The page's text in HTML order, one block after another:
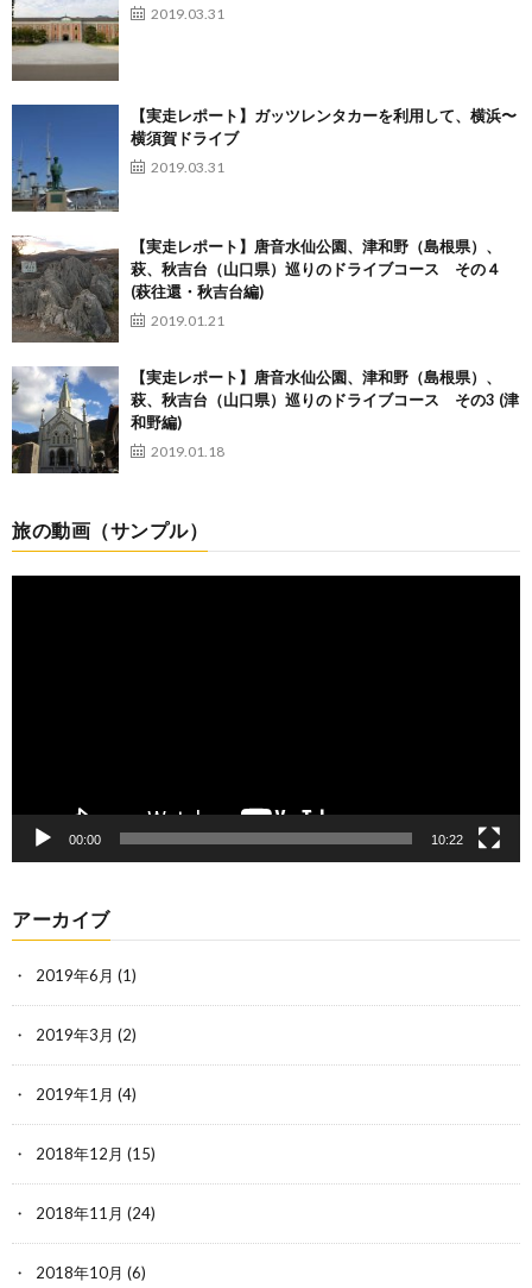
2019.03.31
【実走レポート】ガッツレンタカーを利用して、横浜〜
横須賀ドライブ
2019.03.31
【実走レポート】唐音水仙公園、津和野（島根県）、
萩、秋吉台（山口県）巡りのドライブコース その４
(萩往還・秋吉台編)
2019.01.21
【実走レポート】唐音水仙公園、津和野（島根県）、
萩、秋吉台（山口県）巡りのドライブコース その3 (津
和野編)
2019.01.18
旅の動画（サンプル）
動
00:00 10:22
アーカイブ
2019年6月 (1)
2019年3月 (2)
2019年1月 (4)
2018年12月 (15)
2018年11月 (24)
2018年10月 (6)